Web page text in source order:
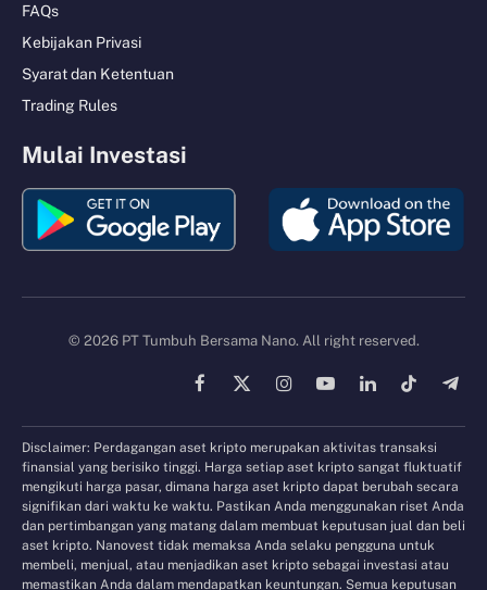
FAQs
Kebijakan Privasi
Syarat dan Ketentuan
Trading Rules
Mulai Investasi
© 2026 PT Tumbuh Bersama Nano. All right reserved.
Facebook
X
InstagramYouTubeLinkedInTikTok
Disclaimer: Perdagangan aset kripto merupakan aktivitas transaksi
finansial yang berisiko tinggi. Harga setiap aset kripto sangat fluktuatif
mengikuti harga pasar, dimana harga aset kripto dapat berubah secara
signifikan dari waktu ke waktu. Pastikan Anda menggunakan riset Anda
dan pertimbangan yang matang dalam membuat keputusan jual dan beli
aset kripto. Nanovest tidak memaksa Anda selaku pengguna untuk
membeli, menjual, atau menjadikan aset kripto sebagai investasi atau
memastikan Anda dalam mendapatkan keuntungan. Semua keputusan